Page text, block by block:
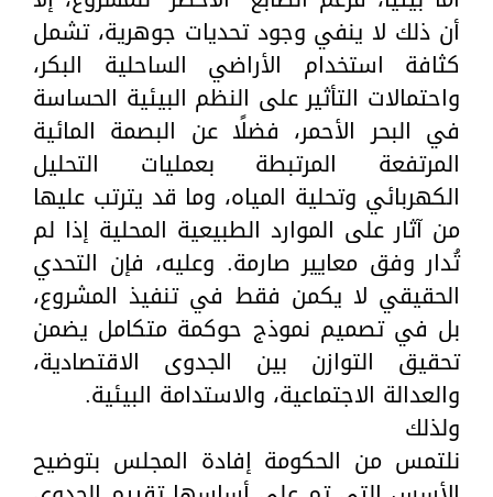
أن ذلك لا ينفي وجود تحديات جوهرية، تشمل
كثافة استخدام الأراضي الساحلية البكر،
واحتمالات التأثير على النظم البيئية الحساسة
في البحر الأحمر، فضلًا عن البصمة المائية
المرتفعة المرتبطة بعمليات التحليل
الكهربائي وتحلية المياه، وما قد يترتب عليها
من آثار على الموارد الطبيعية المحلية إذا لم
تُدار وفق معايير صارمة. وعليه، فإن التحدي
الحقيقي لا يكمن فقط في تنفيذ المشروع،
بل في تصميم نموذج حوكمة متكامل يضمن
تحقيق التوازن بين الجدوى الاقتصادية،
والعدالة الاجتماعية، والاستدامة البيئية.
ولذلك
نلتمس من الحكومة إفادة المجلس بتوضيح